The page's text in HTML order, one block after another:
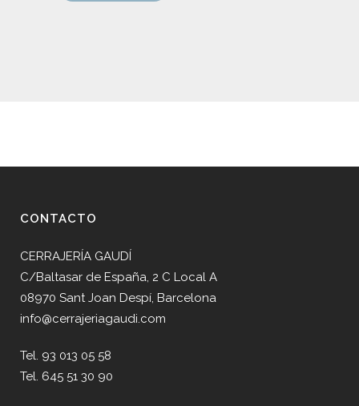
CONTACTO
CERRAJERÍA GAUDÍ
C/Baltasar de España, 2 C Local A
08970 Sant Joan Despí, Barcelona
info@cerrajeriagaudi.com
Tel. 93 013 05 58
Tel. 645 51 30 90